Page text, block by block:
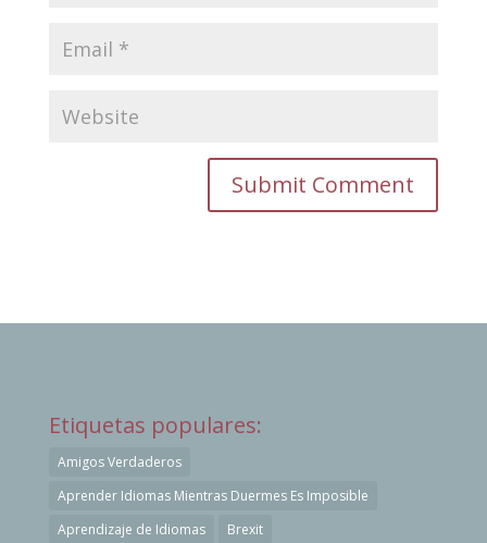
Etiquetas populares:
Amigos Verdaderos
Aprender Idiomas Mientras Duermes Es Imposible
Aprendizaje de Idiomas
Brexit